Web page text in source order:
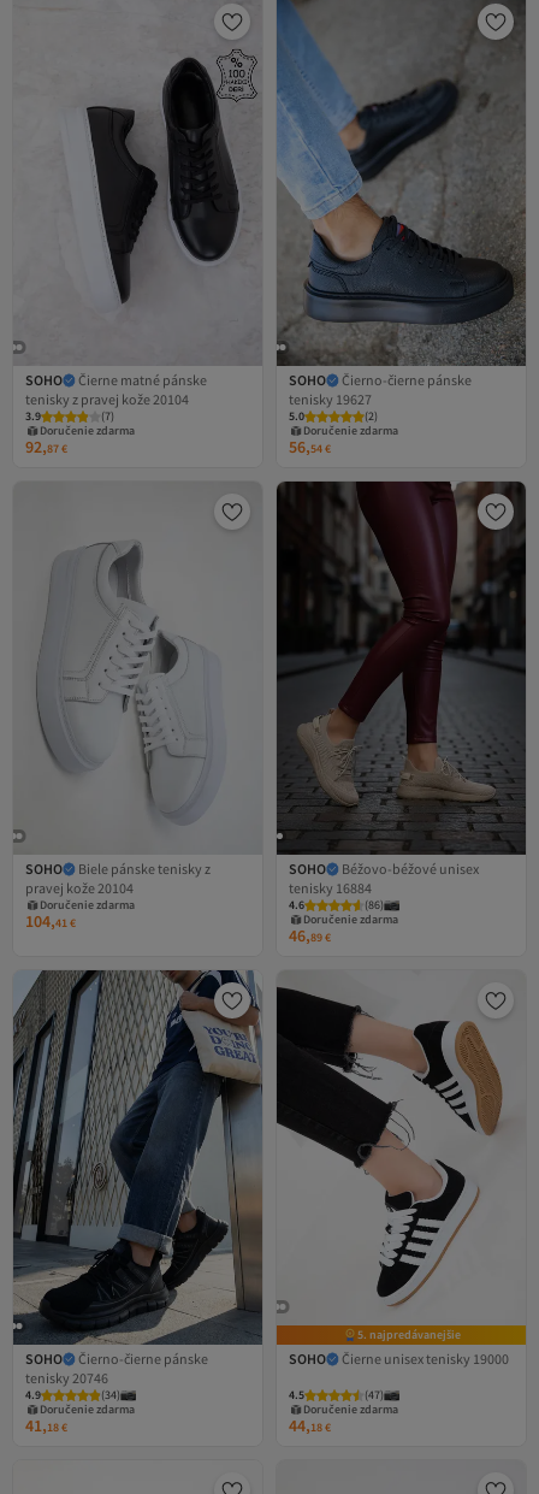
SOHO
Čierne matné pánske
tenisky z pravej kože 20104
3.9 (7)
Doručenie zdarma
92,87€
SOHO
Čierno-čierne pánske
tenisky 19627
5.0 (2)
Doručenie zdarma
56,54€
SOHO
Biele pánske tenisky z
pravej kože 20104
Doručenie zdarma
104,41€
SOHO
Béžovo-béžové unisex
tenisky 16884
4.6 (86)
Doručenie zdarma
46,89€
SOHO
Čierno-čierne pánske
tenisky 20746
4.9 (34)
Doručenie zdarma
41,18€
5. najpredávanejšie
SOHO Čierne unisex tenisky 19000
4.5 (47)
Doručenie zdarma
44,18€